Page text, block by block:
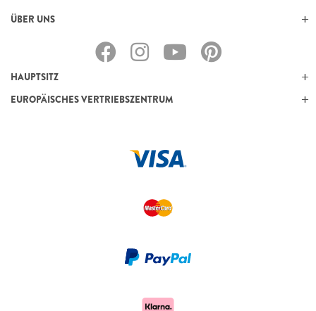
ÜBER UNS
HAUPTSITZ
EUROPÄISCHES VERTRIEBSZENTRUM